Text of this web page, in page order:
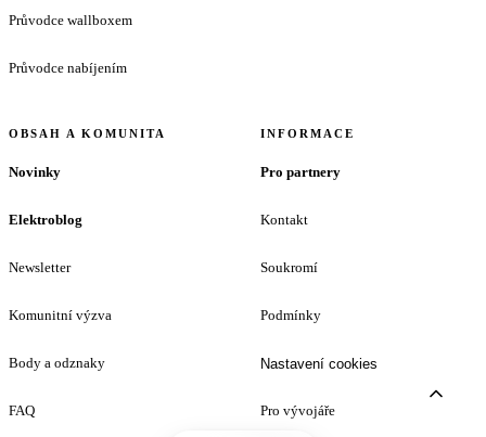
Průvodce wallboxem
Průvodce nabíjením
OBSAH A KOMUNITA
Novinky
Elektroblog
Newsletter
Komunitní výzva
Body a odznaky
FAQ
INFORMACE
Pro partnery
Kontakt
Soukromí
Podmínky
Nastavení cookies
Pro vývojáře